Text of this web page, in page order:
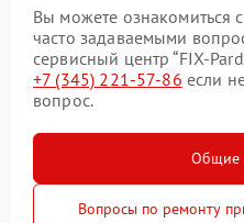
Вы можете
часто задаваемыми
сервисный центр “FIX-
+7 (345) 221-57-86 если
вопрос.
Общие
Вопросы по ремонту